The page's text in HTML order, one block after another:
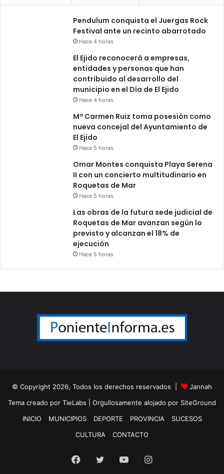
Pendulum conquista el Juergas Rock
Festival ante un recinto abarrotado
Hace 4 horas
El Ejido reconocerá a empresas,
entidades y personas que han
contribuido al desarrollo del
municipio en el Día de El Ejido
Hace 4 horas
Mª Carmen Ruiz toma posesión como
nueva concejal del Ayuntamiento de
El Ejido
Hace 5 horas
Omar Montes conquista Playa Serena
II con un concierto multitudinario en
Roquetas de Mar
Hace 5 horas
Las obras de la futura sede judicial de
Roquetas de Mar avanzan según lo
previsto y alcanzan el 18% de
ejecución
Hace 5 horas
© Copyright 2026, Todos los derechos reservados |
Jannah
Tema creado por TieLabs | Orgullosamente alojado por SiteGround
INICIO
MUNICIPIOS DEPORTE PROVINCIA
SUCESOS
CULTURA
CONTACTO
Facebook
Twitter YouTubeInstagram